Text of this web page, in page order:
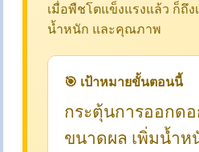
เมื่อพืชโตแข็งแรงแล้ว ก็ถึง
น้ำหนัก และคุณภาพ
🎯 เป้าหมายขั้นตอนนี้
กระตุ้นการออกด
ขนาดผล เพิ่มน้ำห